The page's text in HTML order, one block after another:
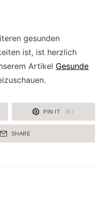
gesunden
ist, ist herzlich
Artikel Gesunde
PIN IT 167
SHARE